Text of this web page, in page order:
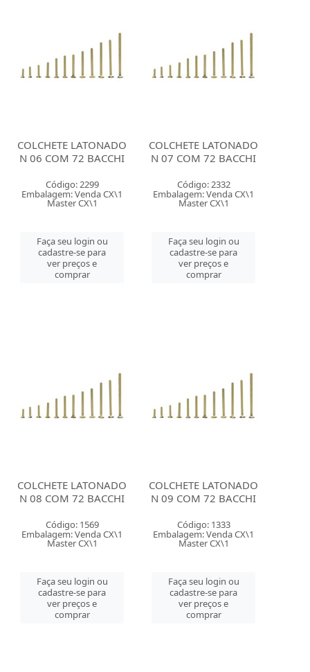
COLCHETE LATONADO
N 06 COM 72 BACCHI
Código: 2299
Embalagem: Venda CX\1
Master CX\1
Faça seu login ou
cadastre-se para
ver preços e
comprar
COLCHETE LATONADO
N 07 COM 72 BACCHI
Código: 2332
Embalagem: Venda CX\1
Master CX\1
Faça seu login ou
cadastre-se para
ver preços e
comprar
COLCHETE LATONADO
N 08 COM 72 BACCHI
Código: 1569
Embalagem: Venda CX\1
Master CX\1
Faça seu login ou
cadastre-se para
ver preços e
comprar
COLCHETE LATONADO
N 09 COM 72 BACCHI
Código: 1333
Embalagem: Venda CX\1
Master CX\1
Faça seu login ou
cadastre-se para
ver preços e
comprar